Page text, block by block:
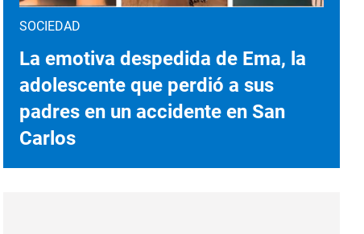
SOCIEDAD
La emotiva despedida de Ema, la
adolescente que perdió a sus
padres en un accidente en San
Carlos